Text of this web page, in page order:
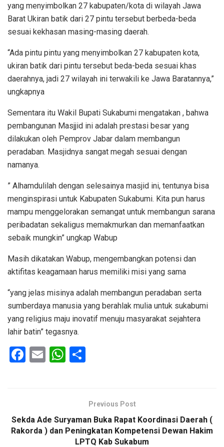
yang menyimbolkan 27 kabupaten/kota di wilayah Jawa
Barat Ukiran batik dari 27 pintu tersebut berbeda-beda
sesuai kekhasan masing-masing daerah.
“Ada pintu pintu yang menyimbolkan 27 kabupaten kota,
ukiran batik dari pintu tersebut beda-beda sesuai khas
daerahnya, jadi 27 wilayah ini terwakili ke Jawa Baratannya,”
ungkapnya
Sementara itu Wakil Bupati Sukabumi mengatakan , bahwa
pembangunan Masjjid ini adalah prestasi besar yang
dilakukan oleh Pemprov Jabar dalam membangun
peradaban. Masjidnya sangat megah sesuai dengan
namanya.
” Alhamdulilah dengan selesainya masjid ini, tentunya bisa
menginspirasi untuk Kabupaten Sukabumi. Kita pun harus
mampu menggelorakan semangat untuk membangun sarana
peribadatan sekaligus memakmurkan dan memanfaatkan
sebaik mungkin” ungkap Wabup
Masih dikatakan Wabup, mengembangkan potensi dan
aktifitas keagamaan harus memiliki misi yang sama
“yang jelas misinya adalah membangun peradaban serta
sumberdaya manusia yang berahlak mulia untuk sukabumi
yang religius maju inovatif menuju masyarakat sejahtera
lahir batin” tegasnya.
F
o
o
E
W
A
p
ePrevious Post
Sekda Ade Suryaman Buka Rapat Koordinasi Daerah (
Rakorda ) dan Peningkatan Kompetensi Dewan Hakim
LPTQ Kab Sukabum